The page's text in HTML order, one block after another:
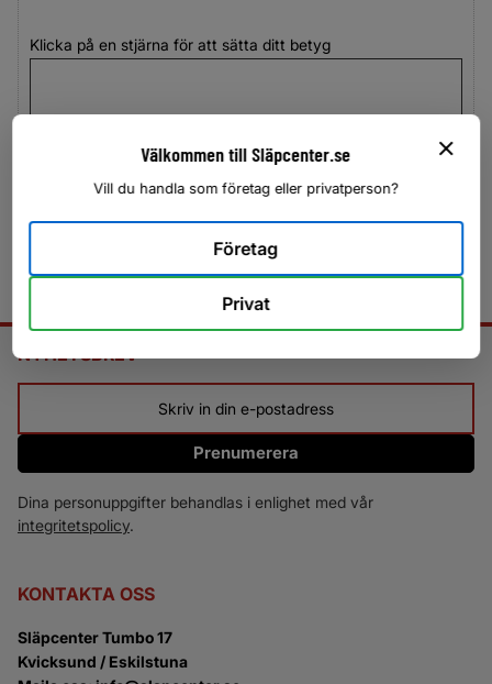
Klicka på en stjärna för att sätta ditt betyg
NYHETSBREV
Prenumerera
Dina personuppgifter behandlas i enlighet med vår
integritetspolicy.
KONTAKTA OSS
Släpcenter Tumbo 17
Kvicksund / Eskilstuna
Välkommen till Släpcenter.se
Vill du handla som företag eller privatperson?
Företag
Privat